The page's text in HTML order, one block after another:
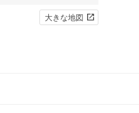
大きな地図